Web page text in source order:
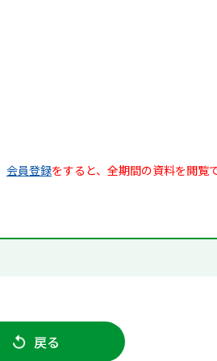
会員登録をすると、全期間の資料を閲覧
戻る